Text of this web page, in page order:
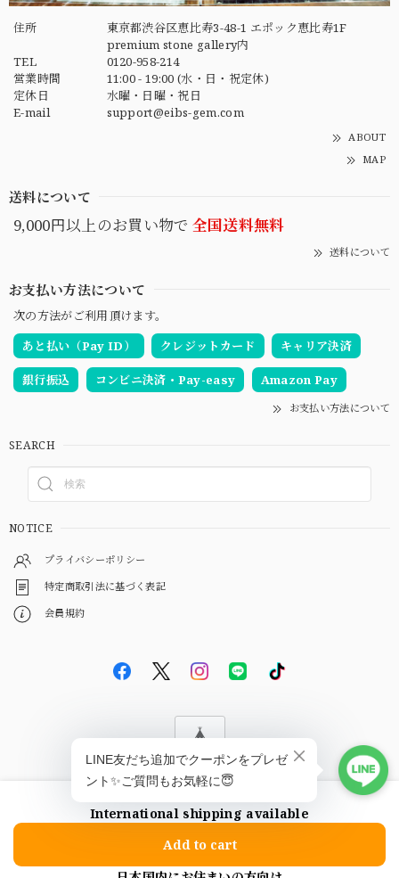
住所
東京都渋谷区恵比寿3-48-1 エポック恵比寿1F
premium stone gallery内
TEL
0120-958-214
営業時間
11:00 - 19:00 (水・日・祝定休)
定休日
水曜・日曜・祝日
E-mail
support@eibs-gem.com
ABOUT
MAP
送料について
9,000円以上のお買い物で 全国送料無料
送料について
お支払い方法について
次の方法がご利用頂けます。
あと払い（Pay ID）
クレジットカード キャリア決済
銀行振込 コンビニ決済・Pay-easy Amazon Pay
お支払い方法について
SEARCH
NOTICE
プライバシーポリシー
特定商取引法に基づく表記
会員規約
© EBiS GEM
International shipping available
Add to cart
ショップに質問する